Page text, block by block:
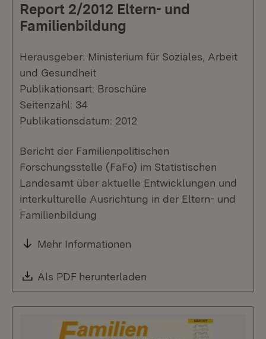
Report 2/2012 Eltern- und
Familienbildung
Herausgeber: Ministerium für Soziales, Arbeit
und Gesundheit
Publikationsart: Broschüre
Seitenzahl: 34
Publikationsdatum: 2012
Bericht der Familienpolitischen
Forschungsstelle (FaFo) im Statistischen
Landesamt über aktuelle Entwicklungen und
interkulturelle Ausrichtung in der Eltern- und
Familienbildung
Mehr Informationen
Download:
Als PDF herunterladen